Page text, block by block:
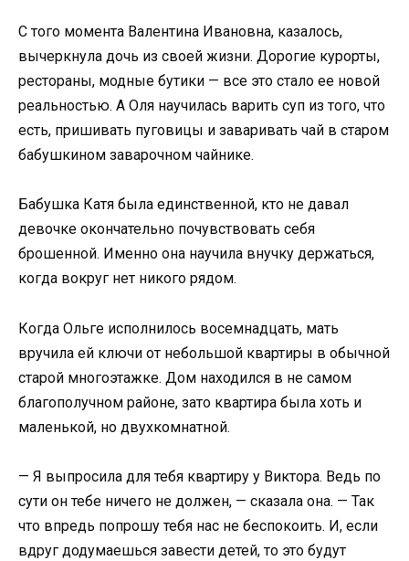
С того момента Валентина Ивановна, казалось,
вычеркнула дочь из своей жизни. Дорогие курорты,
рестораны, модные бутики — все это стало ее новой
реальностью. А Оля научилась варить суп из того, что
есть, пришивать пуговицы и заваривать чай в старом
бабушкином заварочном чайнике.
Бабушка Катя была единственной, кто не давал
девочке окончательно почувствовать себя
брошенной. Именно она научила внучку держаться,
когда вокруг нет никого рядом.
Когда Ольге исполнилось восемнадцать, мать
вручила ей ключи от небольшой квартиры в обычной
старой многоэтажке. Дом находился в не самом
благополучном районе, зато квартира была хоть и
маленькой, но двухкомнатной.
— Я выпросила для тебя квартиру у Виктора. Ведь по
сути он тебе ничего не должен, — сказала она. — Так
что впредь попрошу тебя нас не беспокоить. И, если
вдруг додумаешься завести детей, то это будут